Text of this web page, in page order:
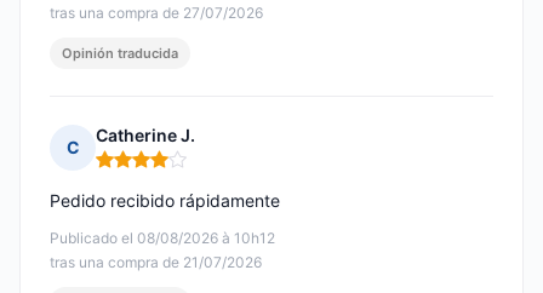
tras una compra de 27/07/2026
Opinión traducida
C
Catherine J.
Nota: 4 de 5
Publicado el 08/08/2026 à 10h12
tras una compra de 21/07/2026
Pedido recibido rápidamente